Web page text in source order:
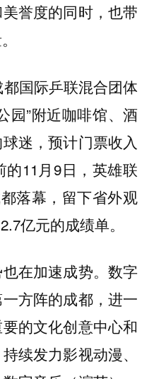
誉度的同时，也带
国际乒联混合团体
园”附近咖啡馆、酒
迷，预计门票收入
的11月9日，英雄联
落幕，留下省外观
亿元的成绩单。
在加速成势。数字
方阵的成都，进一
的文化创意中心和
续发力影视动漫、